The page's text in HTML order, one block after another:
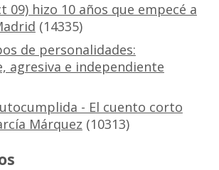
09) hizo 10 años que empecé a
(14335)
de personalidades:
agresiva e independiente
- El cuento corto
Márquez (10313)